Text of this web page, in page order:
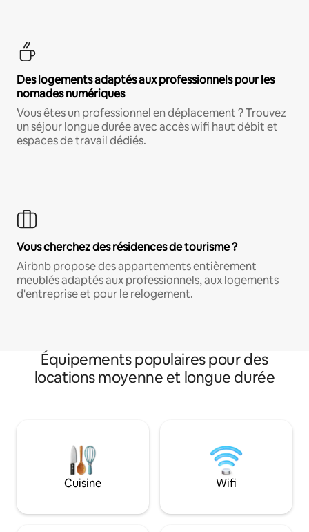
Des logements adaptés aux professionnels pour les
nomades numériques
Vous êtes un professionnel en déplacement ? Trouvez
un séjour longue durée avec accès wifi haut débit et
espaces de travail dédiés.
Vous cherchez des résidences de tourisme ?
Airbnb propose des appartements entièrement
meublés adaptés aux professionnels, aux logements
d'entreprise et pour le relogement.
Équipements populaires pour des
locations moyenne et longue durée
Cuisine Wifi